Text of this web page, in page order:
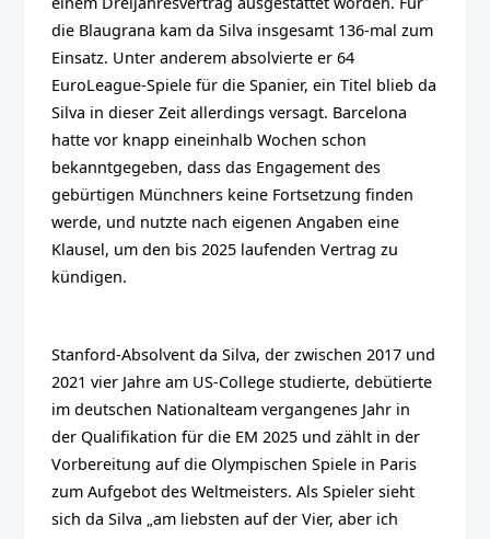
die Blaugrana kam da Silva insgesamt 136-mal zum
Einsatz. Unter anderem absolvierte er 64
EuroLeague-Spiele für die Spanier, ein Titel blieb da
Silva in dieser Zeit allerdings versagt. Barcelona
hatte vor knapp eineinhalb Wochen schon
bekanntgegeben, dass das Engagement des
gebürtigen Münchners keine Fortsetzung finden
werde, und nutzte nach eigenen Angaben eine
Klausel, um den bis 2025 laufenden Vertrag zu
kündigen.
Stanford-Absolvent da Silva, der zwischen 2017 und
2021 vier Jahre am US-College studierte, debütierte
im deutschen Nationalteam vergangenes Jahr in
der Qualifikation für die EM 2025 und zählt in der
Vorbereitung auf die Olympischen Spiele in Paris
zum Aufgebot des Weltmeisters. Als Spieler sieht
sich da Silva „am liebsten auf der Vier, aber ich